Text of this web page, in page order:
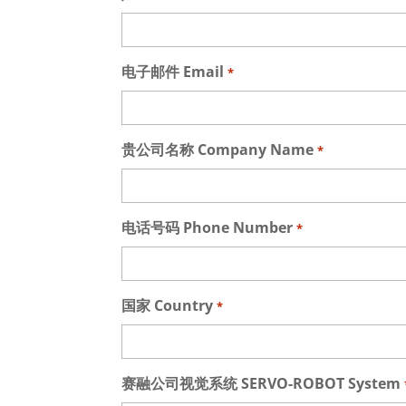
电子邮件 Email *
贵公司名称 Company Name *
电话号码 Phone Number *
国家 Country *
赛融公司视觉系统 SERVO-ROBOT System